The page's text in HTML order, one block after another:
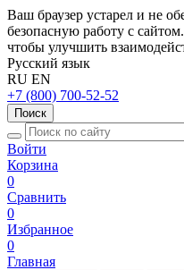
Ваш браузер устарел и не
безопасную работу с
чтобы улучшить
Русский язык
RU EN
+7 (800) 700-52-52
Поиск
Войти
Корзина
0
Сравнить
0
Избранное
0
Главная